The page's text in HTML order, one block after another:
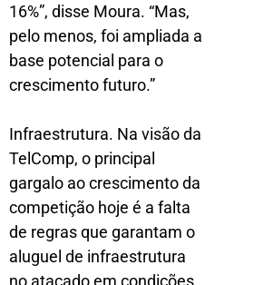
16%”, disse Moura. “Mas,
pelo menos, foi ampliada a
base potencial para o
crescimento futuro.”
Infraestrutura. Na visão da
TelComp, o principal
gargalo ao crescimento da
competição hoje é a falta
de regras que garantam o
aluguel de infraestrutura
no atacado em condições